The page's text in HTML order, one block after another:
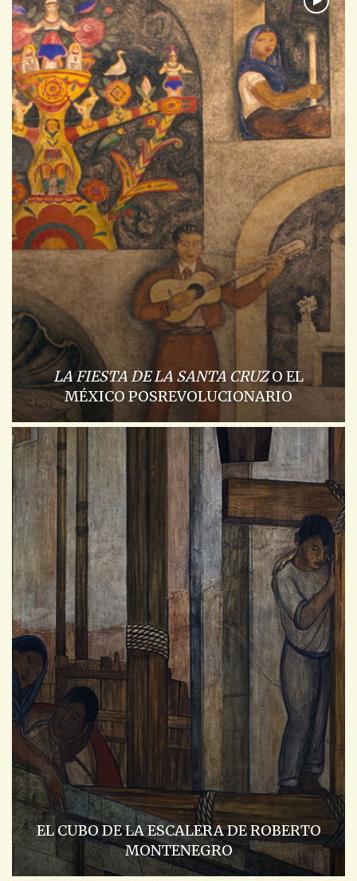
LA FIESTA DE LA SANTA CRUZO EL
MÉXICO POSREVOLUCIONARIO
EL CUBO DE LA ESCALERA DE ROBERTO
MONTENEGRO
ACADEMIA